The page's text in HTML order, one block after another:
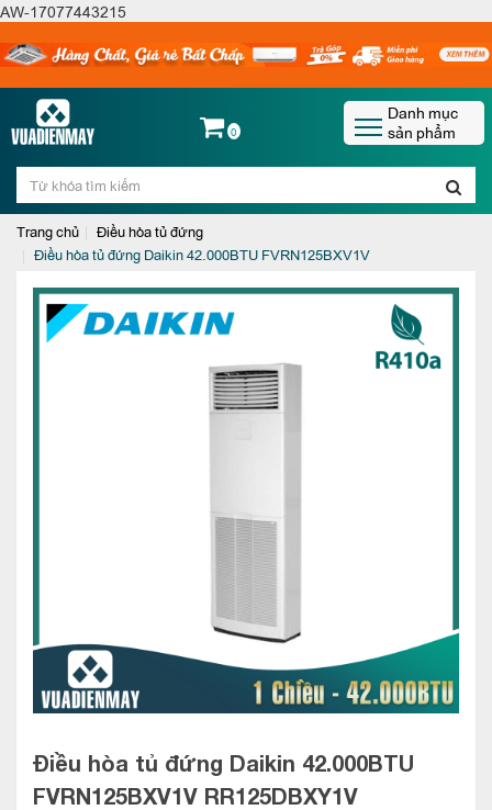
AW-17077443215
0
Danh mục
sản phẩm
Trang chủ
Điều hòa tủ đứng
Điều hòa tủ đứng Daikin 42.000BTU FVRN125BXV1V
Điều hòa tủ đứng Daikin 42.000BTU
FVRN125BXV1V RR125DBXY1V